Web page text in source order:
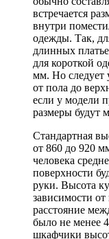
встречается
внутри
одежды. Так,
длинных
для короткой
мм. Но следует
от пола до
если у модели
размеры будут
Стандартная
от 860 до 920
человека
поверхности
руки. Высота
зависимости
расстояние
было не менее
шкафчики